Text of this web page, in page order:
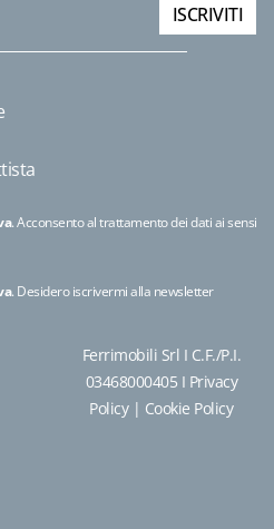
. Acconsento al trattamento dei dati ai sensi
. Desidero iscrivermi alla newsletter
ISCRIVITI
Ferrimobili Srl I C.F./P.I.
03468000405 I Privacy
Policy| Cookie Policy